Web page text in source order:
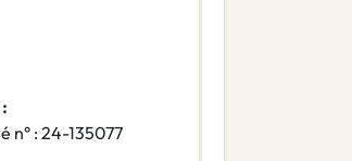
n° : 24-135077